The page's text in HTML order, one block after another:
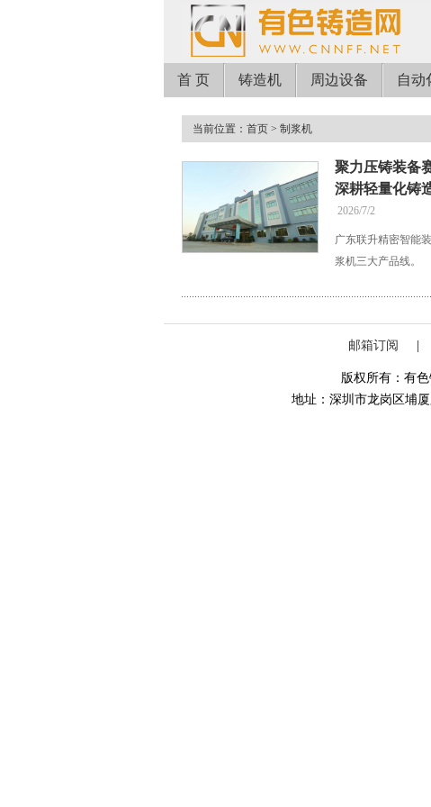
首 页 铸造机 周边设备 自动
当前位置： 首页 > 制浆机
聚力压铸装备
深耕轻量化铸
2026/7/2
广东联升精密智能
浆机三大产品线。
邮箱订阅
版权所有：有
地址：深圳市龙岗区埔